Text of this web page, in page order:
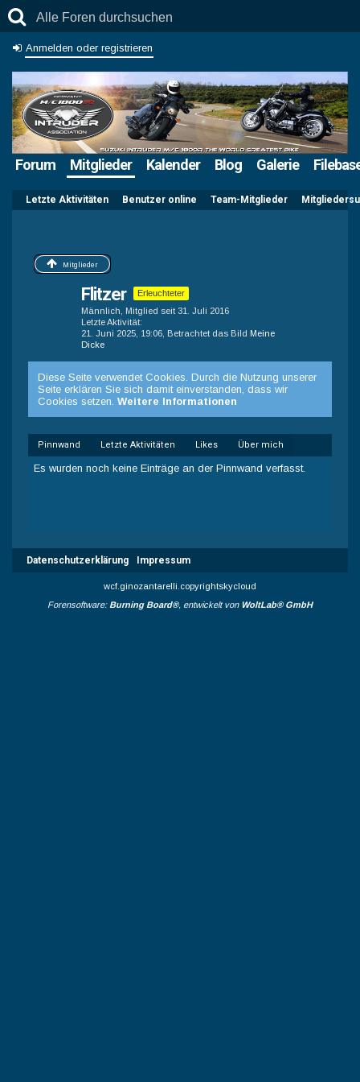
Anmelden oder registrieren
Forum Mitglieder Kalender Blog Galerie
Letzte Aktivitäten Benutzer online Team-Mitglieder
Mitglieder
Flitzer
Erleuchteter
Männlich
Mitglied seit 31. Juli 2016
Letzte Aktivität
21. Juni 2025, 19:06 , Betrachtet das Bild Meine
Dicke
Diese Seite verwendet Cookies. Durch die Nutzung unserer
Seite erklären Sie sich damit einverstanden, dass wir
Cookies setzen. Weitere Informationen
Pinnwand Letzte Aktivitäten Likes Über mich
Es wurden noch keine Einträge an der Pinnwand verfasst.
Datenschutzerklärung Impressum
wcf.ginozantarelli.copyrightskycloud
Forensoftware: Burning Board®, entwickelt von WoltLab® GmbH